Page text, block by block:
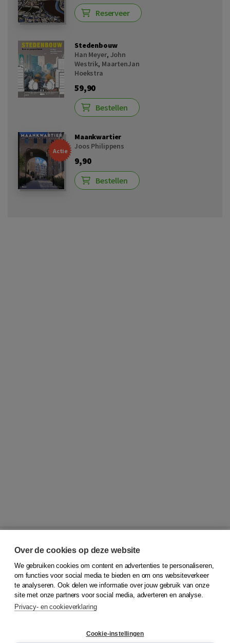
Reserveer
Stedenbouw
Han Meyer, John
Westrik, MaartenJan
Hoekstra
59,90
Bestellen
Actie
Maankwartier
Joos Philippens
9,90
Bestellen
© 2026Koninklijke Boom uitgevers
Klantenservice
Service & informatie
Contact
Over de cookies op deze website
We gebruiken cookies om content en advertenties te personaliseren,
om functies voor social media te bieden en om ons websiteverkeer
te analyseren. Ook delen we informatie over jouw gebruik van onze
site met onze partners voor social media, adverteren en analyse.
Privacy- en cookieverklaring
Cookie-instellingen